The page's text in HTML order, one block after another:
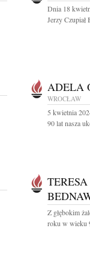
Dnia 18
Jerzy Czupiał
ADELA
WROCŁAW
5 kwietnia
90 lat nasza
Z głębokim
roku w wieku